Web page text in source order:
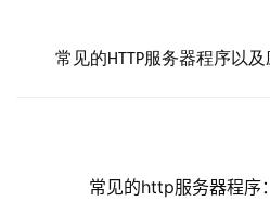
常见的HTTP服务器程序以
常见的http服务器程序：